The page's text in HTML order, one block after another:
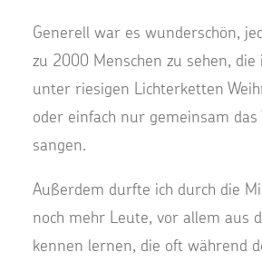
Generell war es wunderschön,
zu 2000 Menschen zu sehen,
unter riesigen Lichterketten
oder einfach nur gemeinsam
sangen.
Außerdem durfte ich durch die
noch mehr Leute, vor allem aus
kennen lernen, die oft während